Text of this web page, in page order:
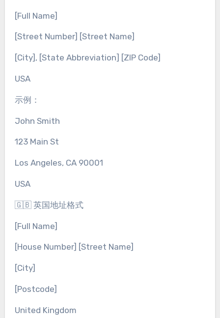
[Full Name]
[Street Number] [Street Name]
[City], [State Abbreviation] [ZIP Code]
USA
示例：
John Smith
123 Main St
Los Angeles, CA 90001
USA
🇬🇧 英国地址格式
[Full Name]
[House Number] [Street Name]
[City]
[Postcode]
United Kingdom